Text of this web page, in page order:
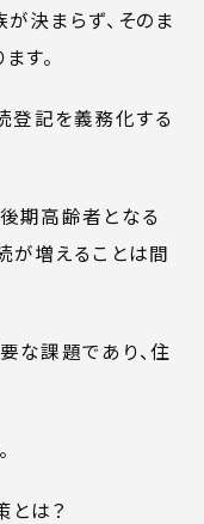
決まらず、そのま
す。
登記を義務化する
期高齢者となる
が増えることは間
な課題であり、住
は？